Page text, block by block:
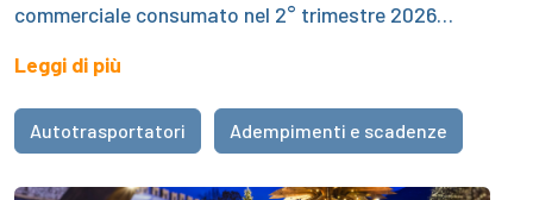
commerciale consumato nel 2° trimestre 2026…
Leggi di più
Autotrasportatori Adempimenti e scadenze